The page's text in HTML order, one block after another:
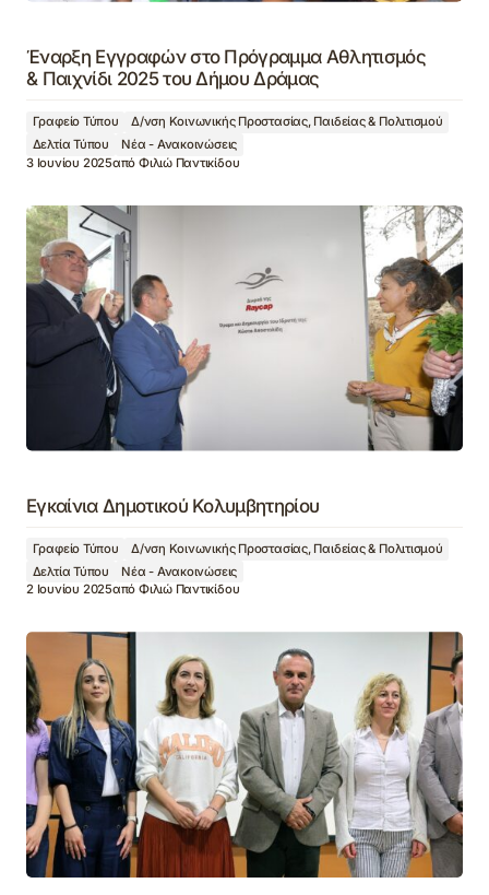
Έναρξη Εγγραφών στο Πρόγραμμα Αθλητισμός
& Παιχνίδι 2025 του Δήμου Δράμας
Γραφείο Τύπου
Δ/νση Κοινωνικής Προστασίας, Παιδείας & Πολιτισμού
Δελτία Τύπου
Νέα - Ανακοινώσεις
3 Ιουνίου 2025από Φιλιώ Παντικίδου
Εγκαίνια Δημοτικού Κολυμβητηρίου
Γραφείο Τύπου
Δ/νση Κοινωνικής Προστασίας, Παιδείας & Πολιτισμού
Δελτία Τύπου
Νέα - Ανακοινώσεις
2 Ιουνίου 2025από Φιλιώ Παντικίδου